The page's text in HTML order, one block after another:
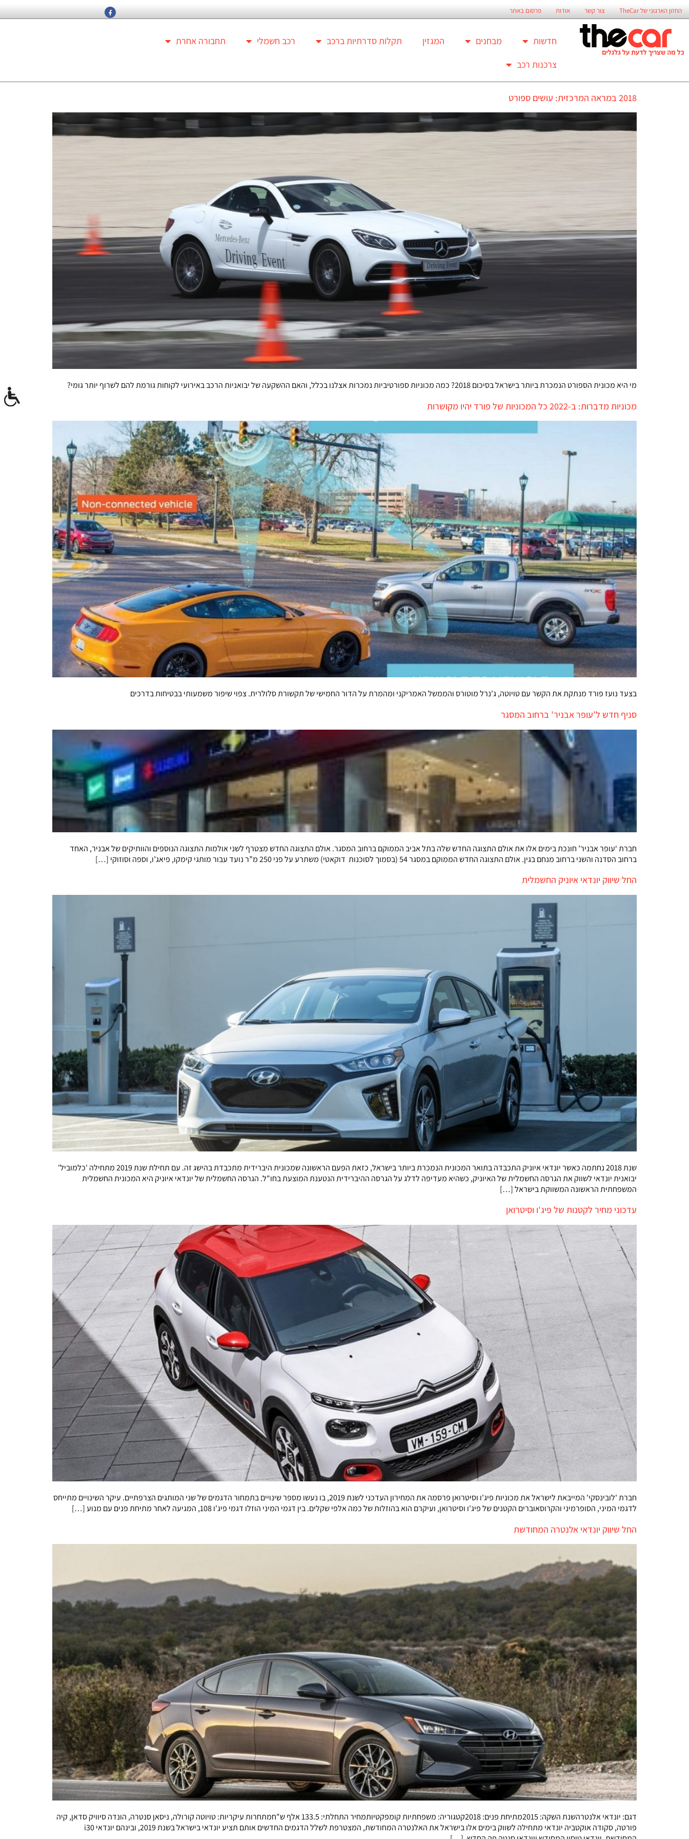
החזון הארגוני של TheCar צור קשר אודות פרסום באתר
חדשות מבחנים המגזין תקלות סדרתיות ברכב רכב חשמלי
תחבורה אחרת
צרכנות רכב
2018 במראה המרכזית: עושים ספורט
מי היא מכונית הספורט הנמכרת ביותר בישראל בסיכום 2018? כמה מכוניות ספורטיביות נמכרות אצלנו בכלל, והאם ההשקעה של יבואניות הרכב באירועי לקוחות גורמת להם לשרוף יותר גומי?
מכוניות מדברות: ב-2022 כל המכוניות של פורד יהיו מקושרות
בצעד נועז פורד מנתקת את הקשר עם טויוטה, ג'נרל מוטורס והממשל האמריקני ומהמרת על הדור החמישי של תקשורת סלולרית. צפוי שיפור משמעותי בבטיחות בדרכים
סניף חדש ל’עופר אבניר’ ברחוב המסגר
חברת ‘עופר אבניר’ חונכת בימים אלו את אולם התצוגה החדש שלה בתל אביב הממוקם ברחוב המסגר. אולם התצוגה החדש מצטרף לשני אולמות התצוגה הנוספים והוותיקים של אבניר, האחד
ברחוב הסדנה והשני ברחוב מנחם בגין. אולם התצוגה החדש הממוקם במסגר 54 (בסמוך לסוכנות דוקאטי) משתרע על פני 250 מ”ר נועד עבור מותגי קימקו, פיאג’ו, וספה וסוזוקי […]
החל שיווק יונדאי איוניק החשמלית
שנת 2018 נחתמה כאשר יונדאי איוניק התכבדה בתואר המכונית הנמכרת ביותר בישראל, כזאת הפעם הראשונה שמכונית היברידית מתכבדת בהישג זה. עם תחילת שנת 2019 מתחילה 'כלמוביל'
יבואנית יונדאי לשווק את הגרסה החשמלית של האיוניק, כשהיא מעדיפה לדלג על הגרסה ההיברידית הנטענת המוצעת בחו"ל. הגרסה החשמלית של יונדאי איוניק היא המכונית החשמלית
המשפחתית הראשונה המשווקת בישראל […]
עדכוני מחיר לקטנות של פיג'ו וסיטרואן
חברת 'לובינסקי' המייבאת לישראל את מכוניות פיג'ו וסיטרואן פרסמה את המחירון העדכני לשנת 2019, בו נעשו מספר שינויים בתמחור הדגמים של שני המותגים הצרפתיים. עיקר השינויים מתייחס
לדגמי המיני, הסופרמיני והקרוסאוברים הקטנים של פיג'ו וסיטרואן, ועיקרם הוא בהוזלות של כמה אלפי שקלים. בין דגמי המיני הוזלו דגמי פיג'ו 108, המגיעה לאחר מתיחת פנים עם מנוע […]
החל שיווק יונדאי אלנטרה המחודשת
דגם: יונדאי אלנטרהשנת השקה: 2015מתיחת פנים: 2018קטגוריה: משפחתיות קומפקטיותמחיר התחלתי: 133.5 אלף ש"חמתחרות עיקריות: טויוטה קורולה, ניסאן סנטרה, הונדה סיוויק סדאן, קיה
פורטה, סקודה אוקטביה יונדאי מתחילה לשווק בימים אלו בישראל את האלנטרה המחודשת, המצטרפת לשלל הדגמים החדשים אותם תציע יונדאי בישראל בשנת 2019, ובינהם יונדאי i30